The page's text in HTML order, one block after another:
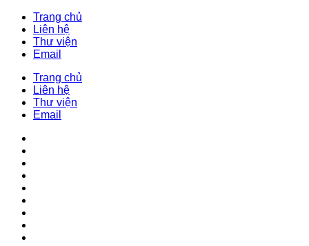
Trang chủ
Liên hệ
Thư viện
Email
Trang chủ
Liên hệ
Thư viện
Email